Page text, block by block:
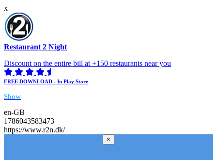
x
Restaurant 2 Night
Discount on the entire bill at +150 restaurants near you
FREE DOWNLOAD - In Play Store
Show
en-GB
1786043583473
https://www.r2n.dk/
×